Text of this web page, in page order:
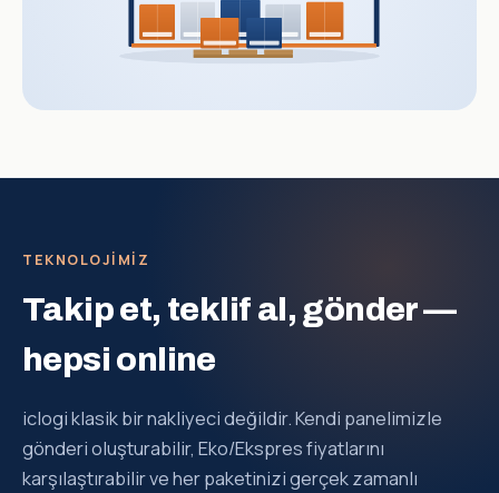
TEKNOLOJIMIZ
Takip et, teklif al, gönder —
hepsi online
iclogi klasik bir nakliyeci değildir. Kendi panelimizle
gönderi oluşturabilir, Eko/Ekspres fiyatlarını
karşılaştırabilir ve her paketinizi gerçek zamanlı